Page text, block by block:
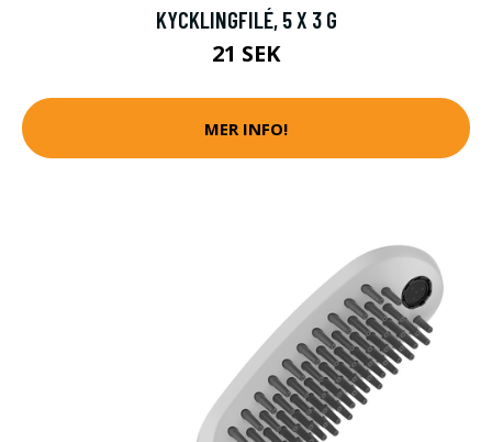
KYCKLINGFILÉ, 5 X 3 G
21 SEK
MER INFO!